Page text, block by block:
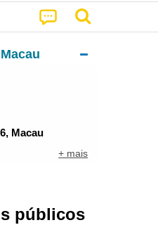
Macau
+ mais
públicos